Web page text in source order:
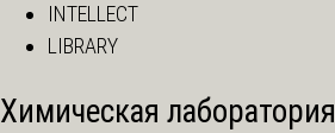
INTELLECT
LIBRARY
Химическая лаборатория